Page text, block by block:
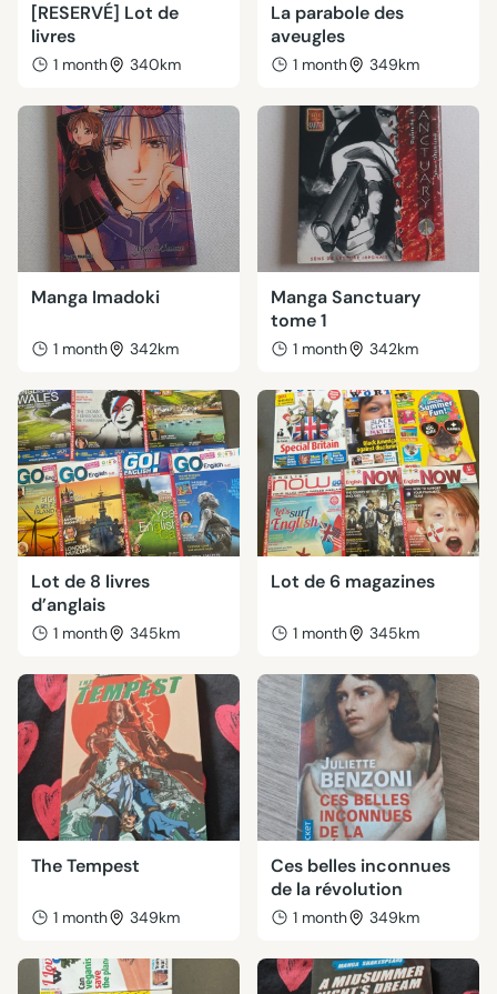
[RESERVÉ] Lot de
livres
1 month 340km
La parabole des
aveugles
1 month 349km
Manga Imadoki
1 month 342km
Manga Sanctuary
tome 1
1 month 342km
Lot de 8 livres
d’anglais
1 month 345km
Lot de 6 magazines
1 month 345km
The Tempest
1 month 349km
Ces belles inconnues
de la révolution
1 month 349km